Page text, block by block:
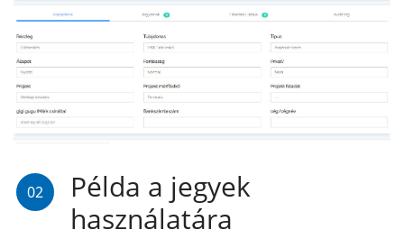
02
Példa a jegyek
használatára